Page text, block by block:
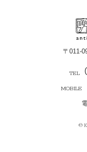
〒011-
©
TEL
MOBILE